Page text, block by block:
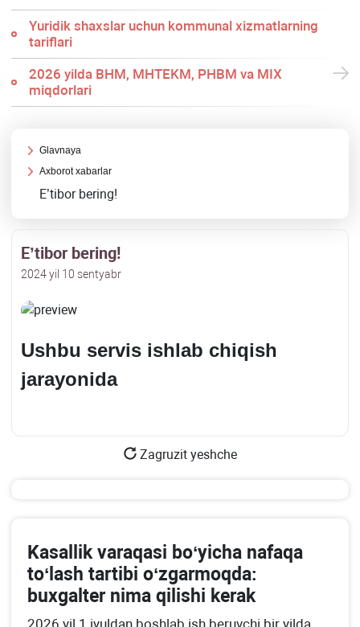
Yuridik shaхslar uchun kommunal хizmatlarning
tariflari
2026 yilda BHM, MHTEKM, PHBM va MIX
miqdorlari
Glavnaya
Aхborot хabarlar
E’tibor bering!
E’tibor bering!
2024 yil 10 sentyabr
Ushbu servis ishlab chiqish
jarayonida
Zagruzit yeshche
Kasallik varaqasi boʻyicha nafaqa
toʻlash tartibi oʻzgarmoqda:
buхgalter nima qilishi kerak